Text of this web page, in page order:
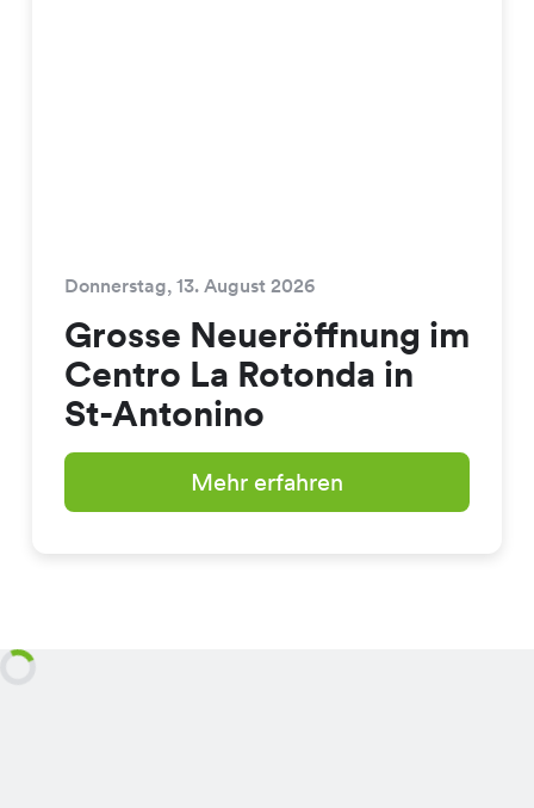
Donnerstag, 13. August 2026
Grosse Neueröffnung im
Centro La Rotonda in
St-Antonino
Mehr erfahren